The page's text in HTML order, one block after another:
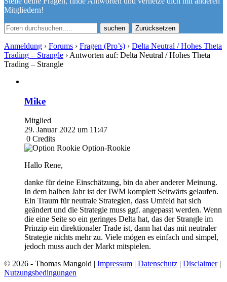
Mitgliedern!
Zurücksetzen
Anmeldung › Forums › Fragen (Pro’s) › Delta Neutral / Hohes Theta
Trading – Strangle › Antworten auf: Delta Neutral / Hohes Theta
Trading – Strangle
Mike
Mitglied
29. Januar 2022 um 11:47
0 Credits
Option-Rookie
Hallo Rene,
danke für deine Einschätzung, bin da aber anderer Meinung.
In dem halben Jahr ist der IWM komplett Seitwärts gelaufen.
Ein Traum für neutrale Strategien, dass Umfeld hat sich
geändert und die Strategie muss ggf. angepasst werden. Wenn
die eine Seite so ein geringes Delta hat, das der Strangle im
Prinzip ein direktionaler Trade ist, dann hat das mit neutraler
Strategie nichts mehr zu. Viele mögen es einfach und simpel,
jedoch muss auch der Markt mitspielen.
© 2026 - Thomas Mangold | Impressum | Datenschutz | Disclaimer|
Nutzungsbedingungen